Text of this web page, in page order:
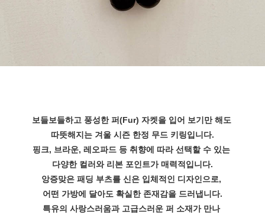
보들보들하고 풍성한 퍼(Fur) 자켓을 입어 보기만 해도
따뜻해지는 겨울 시즌 한정 무드 키링입니다.
핑크, 브라운, 레오파드 등 취향에 따라 선택할 수 있는
다양한 컬러와 리본 포인트가 매력적입니다.
앙증맞은 패딩 부츠를 신은 입체적인 디자인으로,
어떤 가방에 달아도 확실한 존재감을 드러냅니다.
특유의 사랑스러움과 고급스러운 퍼 소재가 만나